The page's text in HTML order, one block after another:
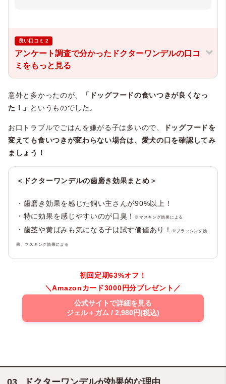
良い口コミ 2
アンケート調査で分かったドクターワンデルの口コ
ミをもっと見る
意外と多かったのが、
「ドッグフードの食いつきが良くなっ
た！」
というものでした。
お口トラブルでごはんを嫌がる子は多いので、
ドッグフードを
変えても食いつきが変わらない場合は、愛犬の口を確認してみ
ましょう！
＜ドクターワンデルの歯磨き効果まとめ＞
・歯磨き効果を感じた飼い主さんが90%以上！
・特に効果を感じやすいのが口臭！
※マスキング効果による
・歯茎や黄ばみも気になる子は試す価値あり！ ※ブラッシング効
果、マスキング効果による
初回定期63%オフ！
＼Amazonカード3000円分プレゼント／
公式サイトで詳細を見る
ジェル＋ガム / 2,980円(税込)
ドクターワンデルが効果的な理由